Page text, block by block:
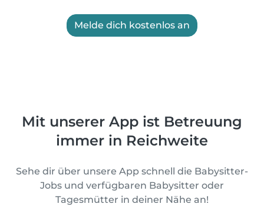
Melde dich kostenlos an
Mit unserer App ist Betreuung
immer in Reichweite
Sehe dir über unsere App schnell die Babysitter-
Jobs und verfügbaren Babysitter oder
Tagesmütter in deiner Nähe an!